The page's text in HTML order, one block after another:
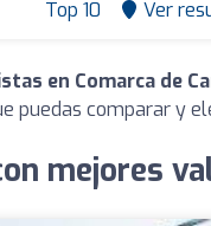
Top 10 Ver
en Comarca de
puedas comparar y
mejores